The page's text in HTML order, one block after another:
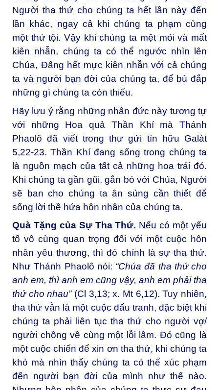
Người tha thứ cho chúng ta hết lần này đến
lần khác, ngay cả khi chúng ta phạm cùng
một thứ tội. Vậy khi chúng ta mệt mỏi và mất
kiên nhẫn, chúng ta có thể ngước nhìn lên
Chúa, Đấng hết mực kiên nhẫn với cả chúng
ta và người bạn đời của chúng ta, để bù đắp
những gì chúng ta còn thiếu.
Hãy lưu ý rằng những nhân đức này tương tự
với những Hoa quả Thần Khí mà Thánh
Phaolô đã viết trong thư gửi tín hữu Galát
5,22-23. Thần Khí đang sống trong chúng ta
là nguồn mạch của tất cả những hoa trái đó.
Khi chúng ta gần gũi, gắn bó với Chúa, Người
sẽ ban cho chúng ta ân sủng cần thiết để
sống lời thề hứa hôn nhân của chúng ta.
Quà Tặng của Sự Tha Thứ. Nếu có một yếu
tố vô cùng quan trọng đối với một cuộc hôn
nhân yêu thương, thì đó chính là sự tha thứ.
Như Thánh Phaolô nói: “Chúa đã tha thứ cho
anh em, thì anh em cũng vậy, anh em phải tha
thứ cho nhau”(Cl 3,13; x. Mt 6,12). Tuy nhiên,
tha thứ vẫn là một cuộc đấu tranh, đặc biệt khi
chúng ta phải liên tục tha thứ cho người vợ/
người chồng về cùng một lỗi lầm. Đó cũng là
một cuộc chiến để xin ơn tha thứ, khi chúng ta
khó mà nhìn thấy chúng ta có thể xúc phạm
đến người bạn đời của mình như thế nào.